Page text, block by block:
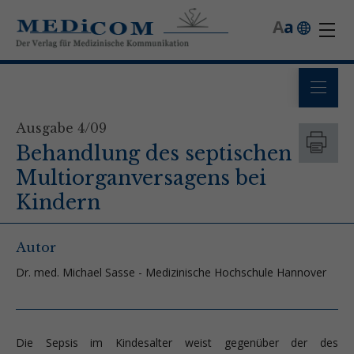
a
A
Ausgabe 4/09
Behandlung des septischen
Multiorganversagens bei
Kindern
Autor
Dr. med. Michael Sasse - Medizinische Hochschule Hannover
Die Sepsis im Kindesalter weist gegenüber der des